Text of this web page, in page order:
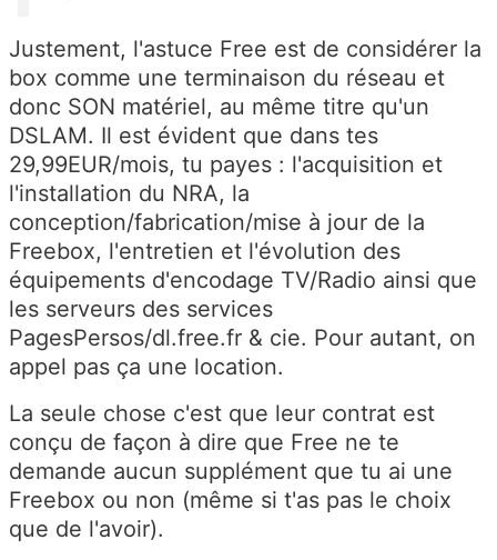
Justement, l'astuce Free est de considérer la
box comme une terminaison du réseau et
donc SON matériel, au même titre qu'un
DSLAM. Il est évident que dans tes
29,99EUR/mois, tu payes : l'acquisition et
l'installation du NRA, la
conception/fabrication/mise à jour de la
Freebox, l'entretien et l'évolution des
équipements d'encodage TV/Radio ainsi que
les serveurs des services
PagesPersos/dl.free.fr & cie. Pour autant, on
appel pas ça une location.
La seule chose c'est que leur contrat est
conçu de façon à dire que Free ne te
demande aucun supplément que tu ai une
Freebox ou non (même si t'as pas le choix
que de l'avoir).